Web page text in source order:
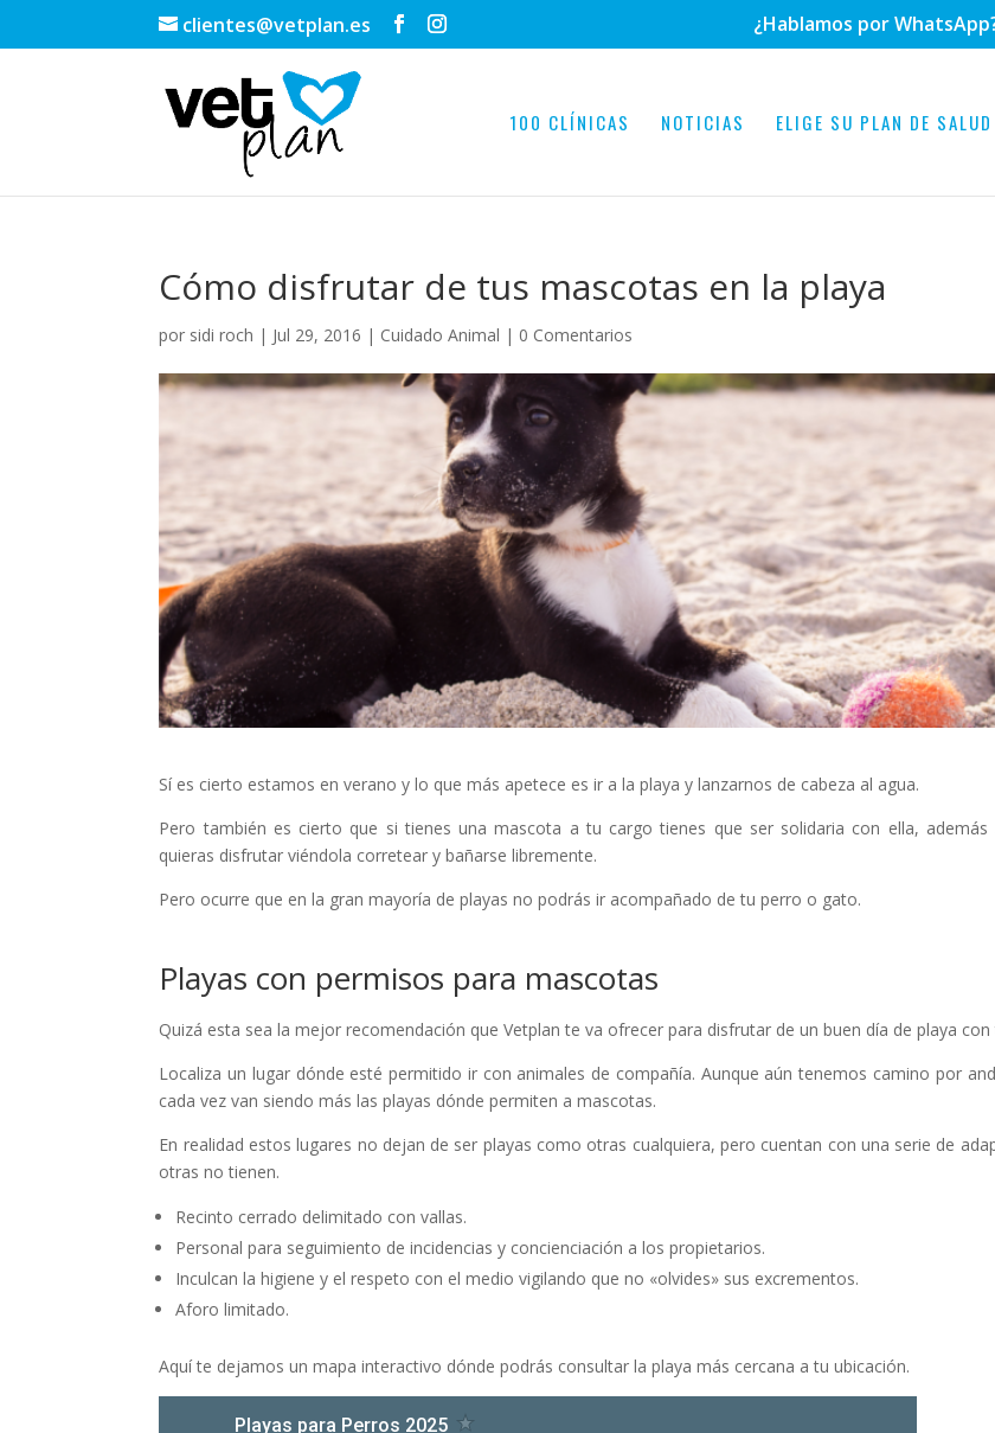
clientes@vetplan.es ¿Hablamos por
100 CLÍNICAS NOTICIAS ELIGE SU PLAN DE SALUD
Cómo disfrutar de tus mascotas en la playa
por sidi roch | Jul 29, 2016 | Cuidado Animal | 0 Comentarios
Sí es cierto estamos en verano y lo que más apetece es ir a la playa y lanzarnos de cabeza al agua.
Pero también es cierto que si tienes una mascota a tu cargo tienes que ser solidaria con ella, además
quieras disfrutar viéndola corretear y bañarse libremente.
Pero ocurre que en la gran mayoría de playas no podrás ir acompañado de tu perro o gato.
Playas con permisos para mascotas
Quizá esta sea la mejor recomendación que Vetplan te va ofrecer para disfrutar de un buen día de playa con
Localiza un lugar dónde esté permitido ir con animales de compañía. Aunque aún tenemos camino por
cada vez van siendo más las playas dónde permiten a mascotas.
En realidad estos lugares no dejan de ser playas como otras cualquiera, pero cuentan con una serie de
otras no tienen.
Recinto cerrado delimitado con vallas.
Personal para seguimiento de incidencias y concienciación a los propietarios.
Inculcan la higiene y el respeto con el medio vigilando que no «olvides» sus excrementos.
Aforo limitado.
Aquí te dejamos un mapa interactivo dónde podrás consultar la playa más cercana a tu ubicación.